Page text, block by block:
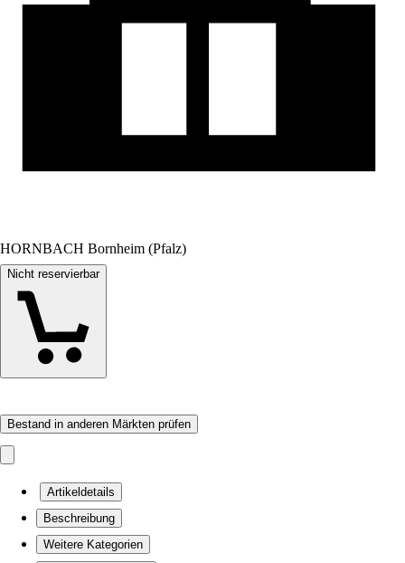
HORNBACH Bornheim (Pfalz)
Nicht reservierbar
Bestand in anderen Märkten prüfen
Artikeldetails
Beschreibung
Weitere Kategorien